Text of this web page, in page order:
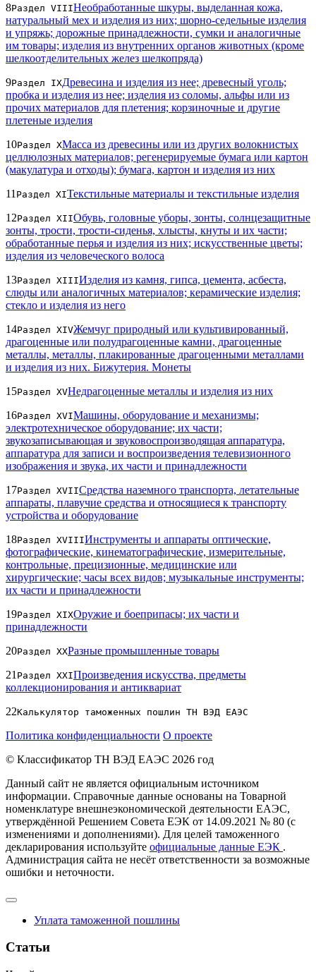
8Раздел VIIIНеобработанные шкуры, выделанная кожа,
натуральный мех и изделия из них; шорно-седельные изделия
и упряжь; дорожные принадлежности, сумки и аналогичные
им товары; изделия из внутренних органов животных (кроме
шелкоотделительных желез шелкопряда)
9Раздел IXДревесина и изделия из нее; древесный уголь;
пробка и изделия из нее; изделия из соломы, альфы или из
прочих материалов для плетения; корзиночные и другие
плетеные изделия
10Раздел XМасса из древесины или из других волокнистых
целлюлозных материалов; регенерируемые бумага или картон
(макулатура и отходы); бумага, картон и изделия из них
11 Раздел XIТекстильные материалы и текстильные изделия
12Раздел XIIОбувь, головные уборы, зонты, солнцезащитные
зонты, трости, трости-сиденья, хлысты, кнуты и их части;
обработанные перья и изделия из них; искусственные цветы;
изделия из человеческого волоса
13Раздел XIIIИзделия из камня, гипса, цемента, асбеста,
слюды или аналогичных материалов; керамические изделия;
стекло и изделия из него
14Раздел XIVЖемчуг природный или культивированный,
драгоценные или полудрагоценные камни, драгоценные
металлы, металлы, плакированные драгоценными металлами
и изделия из них. Бижутерия. Монеты
15Раздел XVНедрагоценные металлы и изделия из них
16Раздел XVIМашины, оборудование и механизмы;
электротехническое оборудование; их части;
звукозаписывающая и звуковоспроизводящая аппаратура,
аппаратура для записи и воспроизведения телевизионного
изображения и звука, их части и принадлежности
17Раздел XVIIСредства наземного транспорта, летательные
аппараты, плавучие средства и относящиеся к транспорту
устройства и оборудование
18Раздел XVIIIИнструменты и аппараты оптические,
фотографические, кинематографические, измерительные,
контрольные, прецизионные, медицинские или
хирургические; часы всех видов; музыкальные инструменты;
их части и принадлежности
19Раздел XIXОружие и боеприпасы; их части и
принадлежности
20Раздел XXРазные промышленные товары
21 Раздел XXIПроизведения искусства, предметы
коллекционирования и антиквариат
22Калькулятор таможенных пошлин ТН ВЭД ЕАЭС
Политика конфиденциальности О проекте
© Классификатор ТН ВЭД ЕАЭС 2026 год
Данный сайт не является официальным источником
информации. Справочные данные основаны на Товарной
номенклатуре внешнеэкономической деятельности ЕАЭС,
утверждённой Решением Совета ЕЭК от 14.09.2021 № 80 (с
изменениями и дополнениями). Для целей таможенного
декларирования используйте официальные данные ЕЭК .
Администрация сайта не несёт ответственности за возможные
ошибки и неточности.
Уплата таможенной пошлины
Статьи